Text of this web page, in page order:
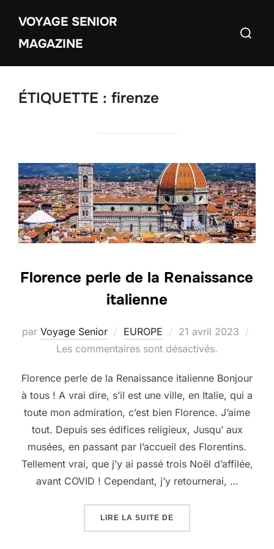
contenu
VOYAGE SENIOR
MAGAZINE
ÉTIQUETTE : firenze
Florence perle de la Renaissance
italienne
par Voyage Senior EUROPE
Publié
le
21 avril 2023
Les commentaires sont désactivés.
Florence perle de la Renaissance italienne Bonjour
à tous ! A vrai dire, s’il est une ville, en Italie, qui a
toute mon admiration, c’est bien Florence. J’aime
tout. Depuis ses édifices religieux, Jusqu’ aux
musées, en passant par l’accueil des Florentins.
Tellement vrai, que j’y ai passé trois Noël d’affilée,
avant COVID ! Cependant, j’y retournerai, …
LIRE LA SUITE DE